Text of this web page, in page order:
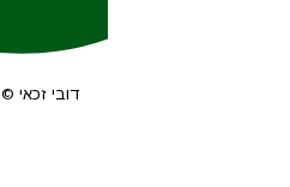
דובי זכאי © 2023